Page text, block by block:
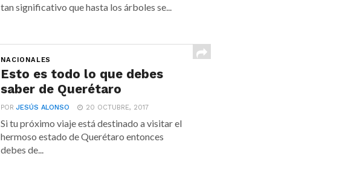
tan significativo que hasta los árboles se...
NACIONALES
Esto es todo lo que debes
saber de Querétaro
PORJESÚS ALONSO 20 OCTUBRE, 2017
Si tu próximo viaje está destinado a visitar el
hermoso estado de Querétaro entonces
debes de...